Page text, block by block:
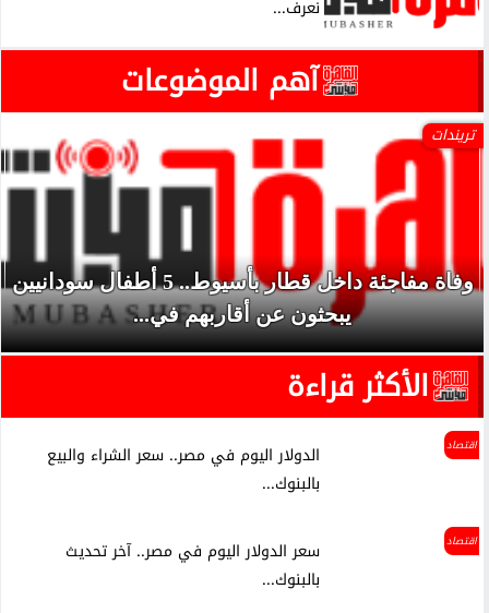
نعرف...
آهم الموضوعات
أخبار مصر
رسميًا.. جدول امتحانات الشهادة الإعدادية الدور
الثاني بالقاهرة 2026
الأكثر قراءة
اقتصاد
الدولار اليوم في مصر.. سعر الشراء والبيع
بالبنوك...
اقتصاد
سعر الدولار اليوم في مصر.. آخر تحديث
بالبنوك...